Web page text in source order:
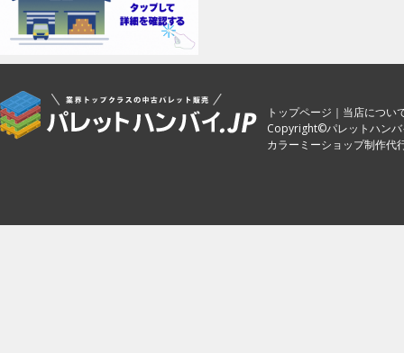
トップページ ｜ 当店につい
Copyright©パレットハン
カラーミーショップ制作代